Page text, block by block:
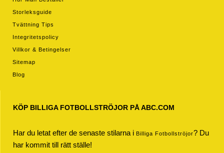
Storleksguide
Tvättning Tips
Integritetspolicy
Villkor & Betingelser
Sitemap
Blog
KÖP BILLIGA FOTBOLLSTRÖJOR PÅ ABC.COM
Har du letat efter de senaste stilarna i Billiga Fotbollströjor? Du
har kommit till rätt ställe!